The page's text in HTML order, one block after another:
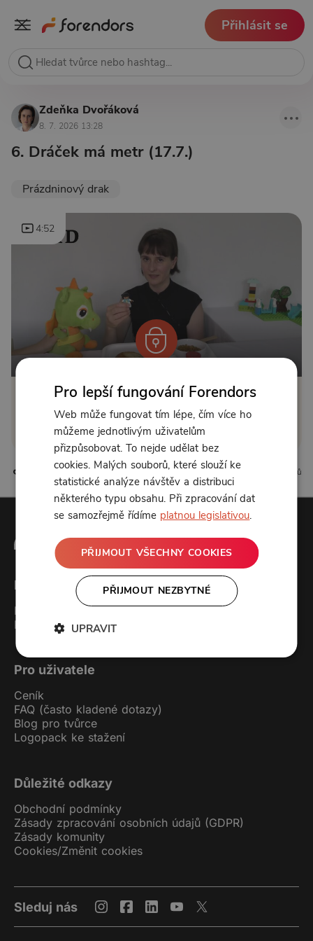
Přihlásit se
Zdeňka Dvořáková
8. 7. 2026 13:28
6. Dráček má metr (17.7.)
Prázdninový drak
4:52
Klikněte pro odemčení
nebo sepřihlaste
0 líbí 0 komentářů
Forendors
Kontakt
Podcast studio
Pro uživatele
Ceník
FAQ (často kladené dotazy)
Blog pro tvůrce
Logopack ke stažení
Důležité odkazy
Obchodní podmínky
Zásady zpracování osobních údajů (GDPR)
Zásady komunity
Cookies/Změnit cookies
Sleduj nás
Pro lepší fungování Forendors
Web může fungovat tím lépe, čím více ho
můžeme jednotlivým uživatelům
přizpůsobovat. To nejde udělat bez
cookies. Malých souborů, které slouží ke
statistické analýze návštěv a distribuci
některého typu obsahu. Při zpracování dat
se samozřejmě řídíme platnou legislativou.
PŘIJMOUT VŠECHNY COOKIES
PŘIJMOUT NEZBYTNÉ
UPRAVIT